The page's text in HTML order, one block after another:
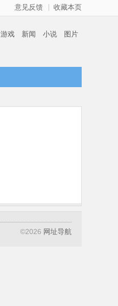
意见反馈 | 收藏本页
游戏 新闻 小说 图片
©2026 网址导航